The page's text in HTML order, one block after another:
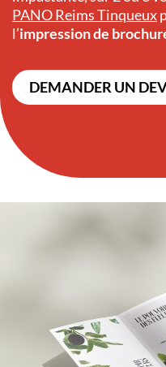
PANO Reims Tinqueux
l’impression de
DEMANDER UN